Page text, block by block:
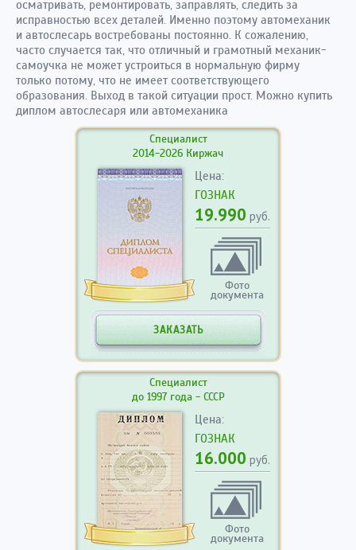
осматривать, ремонтировать, заправлять, следить за
исправностью всех деталей. Именно поэтому автомеханик
и автослесарь востребованы постоянно. К сожалению,
часто случается так, что отличный и грамотный механик-
самоучка не может устроиться в нормальную фирму
только потому, что не имеет соответствующего
образования. Выход в такой ситуации прост. Можно купить
диплом автослесаря или автомеханика
Специалист
2014-2026 Киржач
Цена:
ГОЗНАК
19.990 руб.
Фото
документа
ЗАКАЗАТЬ
Специалист
до 1997 года - СССР
Цена:
ГОЗНАК
16.000 руб.
Фото
документа